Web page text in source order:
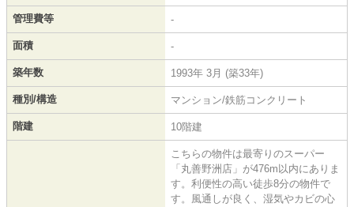
管理費等 -
面積 -
築年数 1993年 3月 (築33年)
種別/構造 マンション/鉄筋コンクリート
階建 10階建
こちらの物件は最寄りのスーパー
「丸善野洲店」が476m以内にありま
す。利便性の高い徒歩8分の物件で
す。風通しが良く、湿気やカビの心